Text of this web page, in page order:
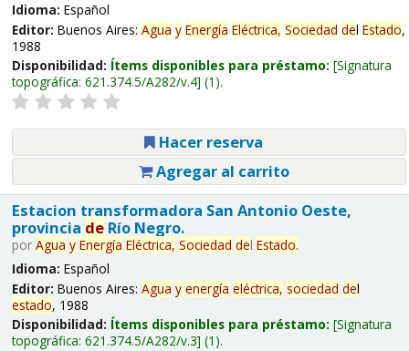
Idioma: Español
Editor: Buenos Aires: Agua y Energía Eléctrica, Sociedad del Estado,
1988
Disponibilidad: Ítems disponibles para préstamo: Signatura
topográfica: 621.374.5/A282/v.4 (1).
Hacer reserva
Agregar al carrito
Estacion transformadora San Antonio Oeste,
provincia deRío Negro.
por Agua y Energía Eléctrica, Sociedad del Estado.
Idioma: Español
Editor: Buenos Aires: Agua y energía eléctrica, sociedad del
estado, 1988
Disponibilidad: Ítems disponibles para préstamo: Signatura
topográfica: 621.374.5/A282/v.3 (1).